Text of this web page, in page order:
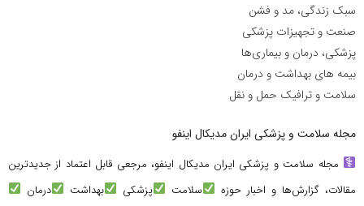
سبک زندگی، مد و فشن
صنعت و تجهیزات پزشکی
پزشکی، درمان و بیماری‌ها
بیمه های بهداشت و درمان
سلامت و ترافیک حمل و نقل
مجله سلامت و پزشکی ایران مدیکال اینفو
مجله سلامت و پزشکی ایران مدیکال اینفو، مرجعی قابل اعتماد از جدیدترین
مقالات، گزارش‌ها و اخبار حوزه
سلامت پزشکی بهداشت
درمان